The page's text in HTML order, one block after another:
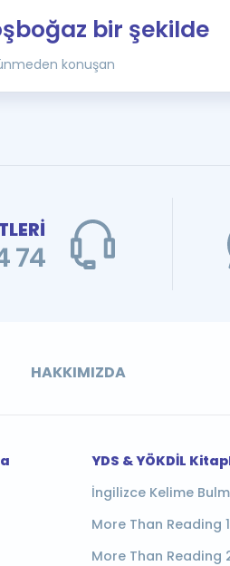
bir şekilde
konuşan
74
HAKKIMIZDA
YDS & YÖKDİL
İngilizce Kelime
More Than Reading 1
More Than Reading